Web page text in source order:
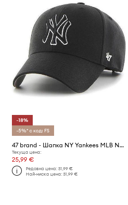
-18%
-5%* с код: FS
47 brand - Шапка NY Yankees MLB New York
Текуща цена:
25,99 €
Редовна цена:31,99 €
Най-ниска цена:31,99 €